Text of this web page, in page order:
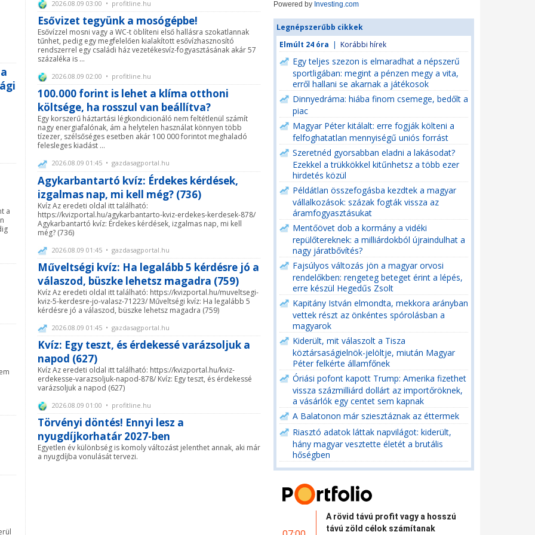
a
2026.08.09 03:00 • profitline.hu
Esővizet tegyünk a mosógépbe!
Esővízzel mosni vagy a WC-t öblíteni első hallásra szokatlannak
tűnhet, pedig egy megfelelően kialakított esővízhasznosító
rendszerrel egy családi ház vezetékesvíz-fogyasztásának akár 57
százaléka is ...
2026.08.09 02:00 • profitline.hu
100.000 forint is lehet a klíma otthoni
költsége, ha rosszul van beállítva?
Egy korszerű háztartási légkondicionáló nem feltétlenül számít
nagy energiafalónak, ám a helytelen használat könnyen több
tízezer, szélsőséges esetben akár 100 000 forintot meghaladó
felesleges kiadást ...
2026.08.09 01:45 • gazdasagportal.hu
Agykarbantartó kvíz: Érdekes kérdések,
izgalmas nap, mi kell még? (736)
Kvíz Az eredeti oldal itt található:
https://kvizportal.hu/agykarbantarto-kviz-erdekes-kerdesek-878/
Agykarbantartó kvíz: Érdekes kérdések, izgalmas nap, mi kell
még? (736)
2026.08.09 01:45 • gazdasagportal.hu
Műveltségi kvíz: Ha legalább 5 kérdésre jó a
válaszod, büszke lehetsz magadra (759)
Kvíz Az eredeti oldal itt található: https://kvizportal.hu/muveltsegi-
kviz-5-kerdesre-jo-valasz-71223/ Műveltségi kvíz: Ha legalább 5
kérdésre jó a válaszod, büszke lehetsz magadra (759)
2026.08.09 01:45 • gazdasagportal.hu
Kvíz: Egy teszt, és érdekessé varázsoljuk a
napod (627)
Kvíz Az eredeti oldal itt található: https://kvizportal.hu/kviz-
erdekesse-varazsoljuk-napod-878/ Kvíz: Egy teszt, és érdekessé
varázsoljuk a napod (627)
2026.08.09 01:00 • profitline.hu
Törvényi döntés! Ennyi lesz a
nyugdíjkorhatár 2027-ben
Egyetlen év különbség is komoly változást jelenthet annak, aki már
a nyugdíjba vonulását tervezi.
Powered by Investing.com
Legnépszerűbb cikkek
Elmúlt 24 óra | Korábbi hírek
Egy teljes szezon is elmaradhat a népszerű
sportligában: megint a pénzen megy a vita,
erről hallani se akarnak a játékosok
Dinnyedráma: hiába finom csemege, bedőlt a
piac
Magyar Péter kitálalt: erre fogják költeni a
felfoghatatlan mennyiségű uniós forrást
Szeretnéd gyorsabban eladni a lakásodat?
Ezekkel a trükkökkel kitűnhetsz a több ezer
hirdetés közül
Példátlan összefogásba kezdtek a magyar
vállalkozások: százak fogták vissza az
áramfogyasztásukat
Mentőövet dob a kormány a vidéki
repülőtereknek: a milliárdokból újraindulhat a
nagy járatbővítés?
Fajsúlyos változás jön a magyar orvosi
rendelőkben: rengeteg beteget érint a lépés,
erre készül Hegedűs Zsolt
Kapitány István elmondta, mekkora arányban
vettek részt az önkéntes spórolásban a
magyarok
Kiderült, mit válaszolt a Tisza
köztársaságielnök-jelöltje, miután Magyar
Péter felkérte államfőnek
Óriási pofont kapott Trump: Amerika fizethet
vissza százmilliárd dollárt az importőröknek,
a vásárlók egy centet sem kapnak
A Balatonon már sziesztáznak az éttermek
Riasztó adatok láttak napvilágot: kiderült,
hány magyar vesztette életét a brutális
hőségben
A rövid távú profit vagy a hosszú
távú zöld célok számítanak